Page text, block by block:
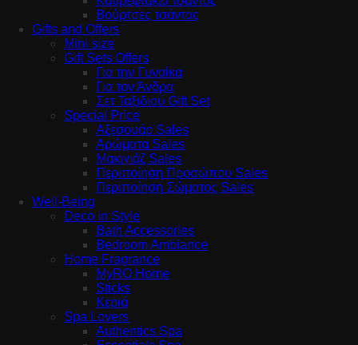
Βούρτσες τσάντας
Gifts and Offers
Mini size
Gift Sets Offers
Για την Γυναίκα
Για τον Άνδρα
Σετ Ταξιδιού Gift Set
Special Price
Αξεσουάρ Sales
Αρώματα Sales
Μακιγιάζ Sales
Περιποίηση Προσώπου Sales
Περιποίηση Σώματος Sales
Well-Being
Deco in Style
Bath Accessories
Bedroom Ambiance
Home Fragrance
MyRO Home
Sticks
Κεριά
Spa Lovers
Authentics Spa